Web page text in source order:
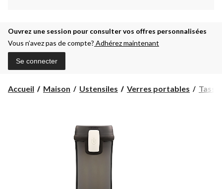
Ouvrez une session pour consulter vos offres personnalisées
Vous n’avez pas de compte? Adhérez maintenant
Se connecter
Accueil Maison Ustensiles Verres portables